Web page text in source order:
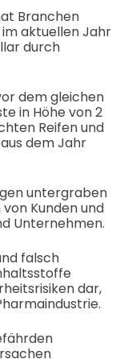
Branchen
aktuellen Jahr
durch
dem gleichen
in Höhe von 2
Reifen und
dem Jahr
untergraben
Kunden und
Unternehmen.
falsch
dar,